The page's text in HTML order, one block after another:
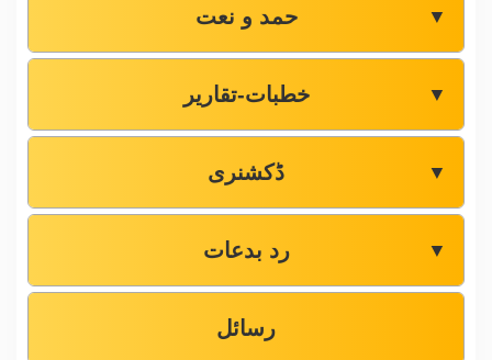
حمد و نعت ▼
خطبات-تقاریر ▼
ڈکشنری ▼
رد بدعات ▼
رسائل